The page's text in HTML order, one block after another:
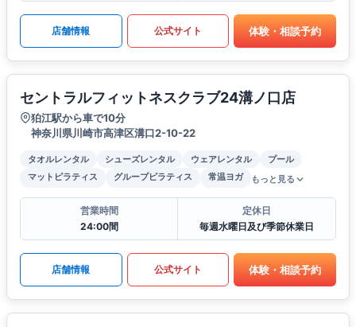
店舗情報 公式サイト 体験・相談予約
セントラルフィットネスクラブ24溝ノ口店
狛江駅から車で10分
神奈川県川崎市高津区溝口2-10-22
タオルレンタル シューズレンタル ウェアレンタル
プール
マットピラティス
グループピラティス 常温ヨガ もっと見る
営業時間
24:00間
定休日
毎週水曜日及び季節休業日
店舗情報 公式サイト 体験・相談予約